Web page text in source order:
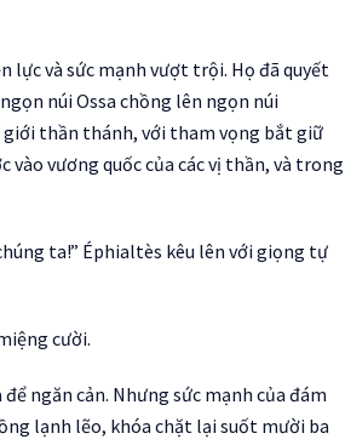
lực và sức mạnh vượt trội. Họ đã quyết
núi Ossa chồng lên ngọn núi
thần thánh, với tham vọng bắt giữ
vương quốc của các vị thần, và trong
ta!” Éphialtès kêu lên với giọng tự
cười.
ngăn cản. Nhưng sức mạnh của đám
lạnh lẽo, khóa chặt lại suốt mười ba